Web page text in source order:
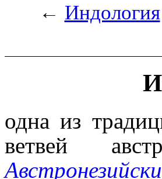
← Индология
одна из
ветвей